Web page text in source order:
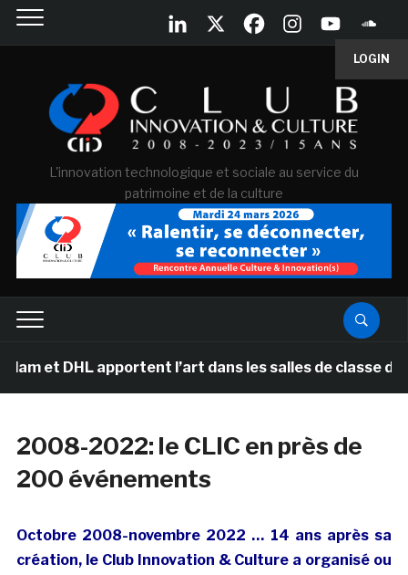
LOGIN
L'innovation technologique et sociale au service du
patrimoine et de la culture
apportent l’art dans les salles de classe des
2008-2022: le CLIC en près de
200 événements
Octobre 2008-novembre 2022 … 14 ans après sa
création, le Club Innovation & Culture a organisé ou